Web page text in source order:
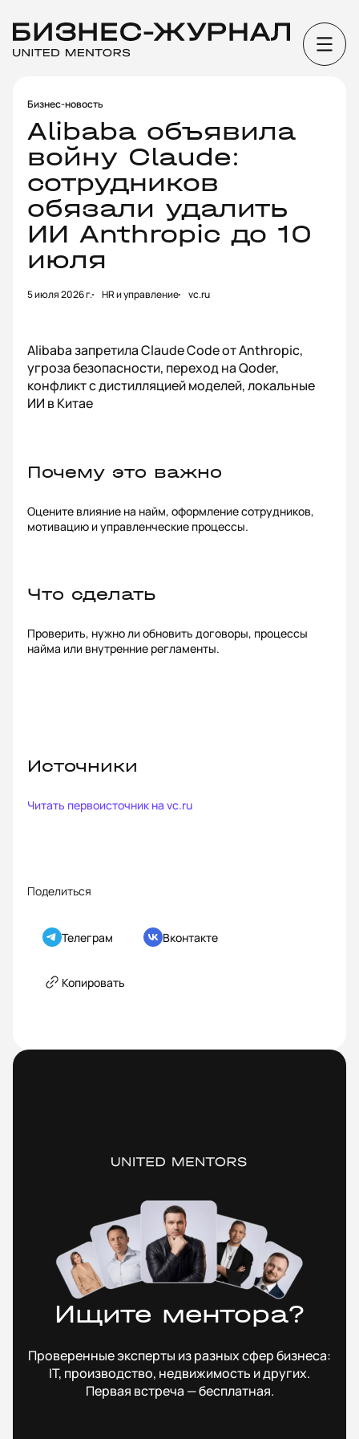
Бизнес-новость
Alibaba объявила
войну Claude:
сотрудников
обязали удалить
ИИ Anthropic до 10
июля
5 июля 2026 г. HR и управление vc.ru
Alibaba запретила Claude Code от Anthropic,
угроза безопасности, переход на Qoder,
конфликт с дистилляцией моделей, локальные
ИИ в Китае
Почему это важно
Оцените влияние на найм, оформление сотрудников,
мотивацию и управленческие процессы.
Что сделать
Проверить, нужно ли обновить договоры, процессы
найма или внутренние регламенты.
Источники
Читать первоисточник на vc.ru
Поделиться
Телеграм Вконтакте
Копировать
Ищите ментора?
Проверенные эксперты из разных сфер бизнеса:
IT, производство, недвижимость и других.
Первая встреча — бесплатная.